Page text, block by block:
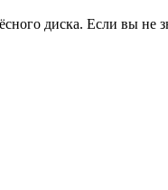
диска. Если вы не